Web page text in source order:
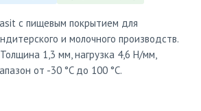
с пищевым покрытием для
и молочного производств.
1,3 мм, нагрузка 4,6 Н/мм,
от -30 °C до 100 °C.